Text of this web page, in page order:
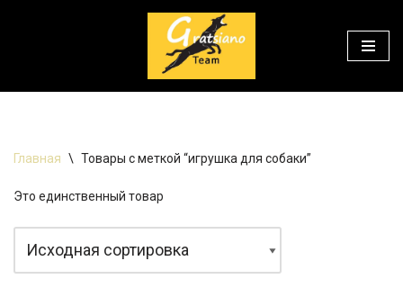
Главная \ Товары с меткой “игрушка для собаки”
Это единственный товар